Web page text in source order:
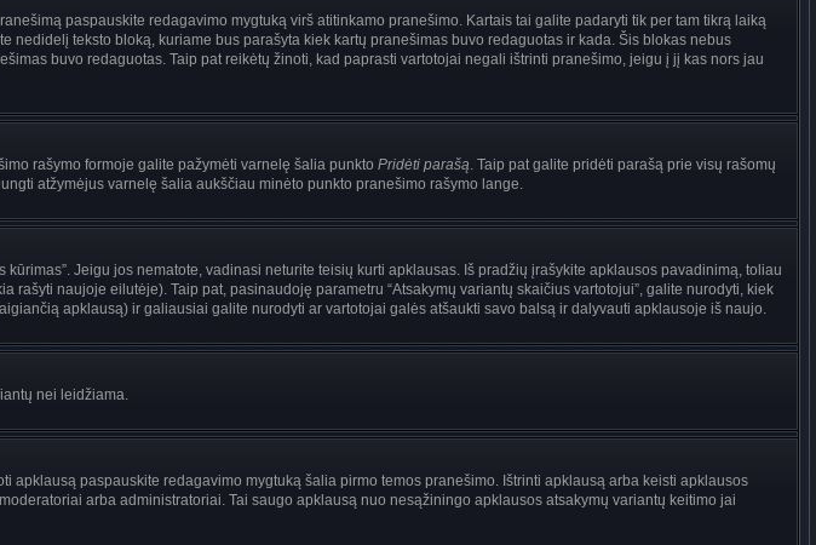
paspauskite redagavimo mygtuką virš atitinkamo pranešimo. Kartais tai galite padaryti tik per tam tikrą laiką
teksto bloką, kuriame bus parašyta kiek kartų pranešimas buvo redaguotas ir kada. Šis blokas nebus
buvo redaguotas. Taip pat reikėtų žinoti, kad paprasti vartotojai negali ištrinti pranešimo, jeigu į jį kas nors jau
rašymo formoje galite pažymėti varnelę šalia punkto Pridėti parašą. Taip pat galite pridėti parašą prie visų rašomų
atžymėjus varnelę šalia aukščiau minėto punkto pranešimo rašymo lange.
Jeigu jos nematote, vadinasi neturite teisių kurti apklausas. Iš pradžių įrašykite apklausos pavadinimą, toliau
naujoje eilutėje). Taip pat, pasinaudoję parametru “Atsakymų variantų skaičius vartotojui”, galite nurodyti, kiek
apklausą) ir galiausiai galite nurodyti ar vartotojai galės atšaukti savo balsą ir dalyvauti apklausoje iš naujo.
nei leidžiama.
paspauskite redagavimo mygtuką šalia pirmo temos pranešimo. Ištrinti apklausą arba keisti apklausos
arba administratoriai. Tai saugo apklausą nuo nesąžiningo apklausos atsakymų variantų keitimo jai